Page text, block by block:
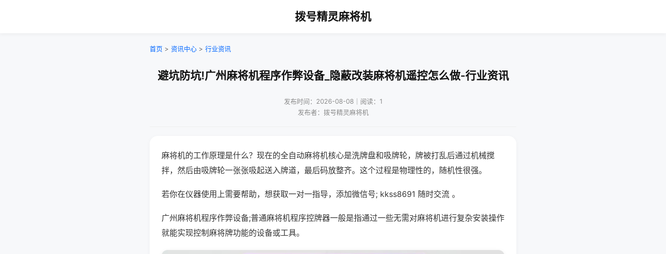
拨号精灵麻将机
首页 > 资讯中心 > 行业资讯
避坑防坑!广州麻将机程序作弊设备_隐蔽改装麻将机遥控怎么做-行业资讯
发布时间：2026-08-08｜阅读：1
发布者：拨号精灵麻将机
麻将机的工作原理是什么？现在的全自动麻将机核心是洗牌盘和吸牌轮，牌被打乱后通过机械搅
拌，然后由吸牌轮一张张吸起送入牌道，最后码放整齐。这个过程是物理性的，随机性很强。
若你在仪器使用上需要帮助，想获取一对一指导，添加微信号; kkss8691 随时交流 。
广州麻将机程序作弊设备;普通麻将机程序控牌器一般是指通过一些无需对麻将机进行复杂安装操作
就能实现控制麻将牌功能的设备或工具。